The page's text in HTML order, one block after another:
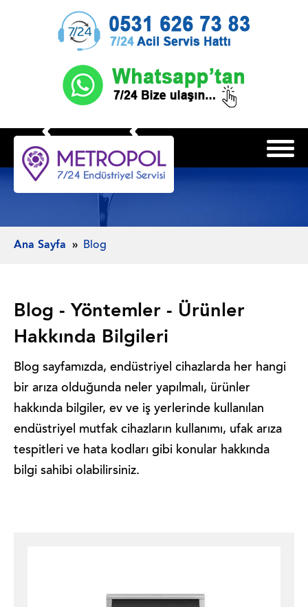
Ana Sayfa Blog
Blog - Yöntemler - Ürünler
Hakkında Bilgileri
Blog sayfamızda, endüstriyel cihazlarda her hangi
bir arıza olduğunda neler yapılmalı, ürünler
hakkında bilgiler, ev ve iş yerlerinde kullanılan
endüstriyel mutfak cihazların kullanımı, ufak arıza
tespitleri ve hata kodları gibi konular hakkında
bilgi sahibi olabilirsiniz.